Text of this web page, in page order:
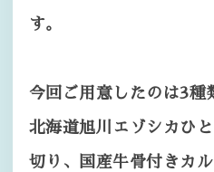
す。
今回ご用意したのは3種
北海道旭川エゾシカひ
切り、国産牛骨付きカ